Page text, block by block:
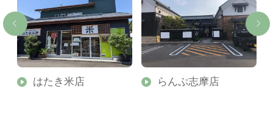
はたき米店 らんぷ志摩店